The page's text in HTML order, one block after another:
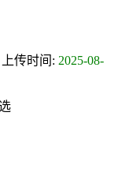
上传时间: 2025-08-